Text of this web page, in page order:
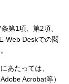
第1項、第2項、
Web Deskでの閲
あたっては、
Acrobat等）